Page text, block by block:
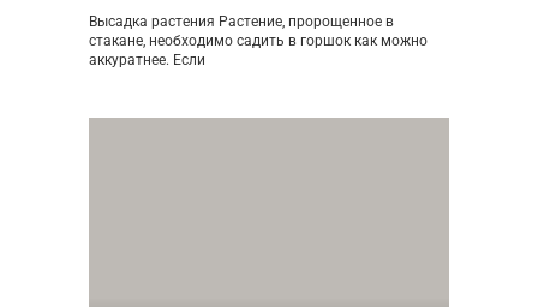
Высадка растения Растение, пророщенное в
стакане, необходимо садить в горшок как можно
аккуратнее. Если